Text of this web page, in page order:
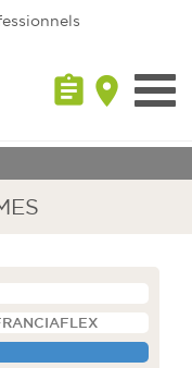
assignment place